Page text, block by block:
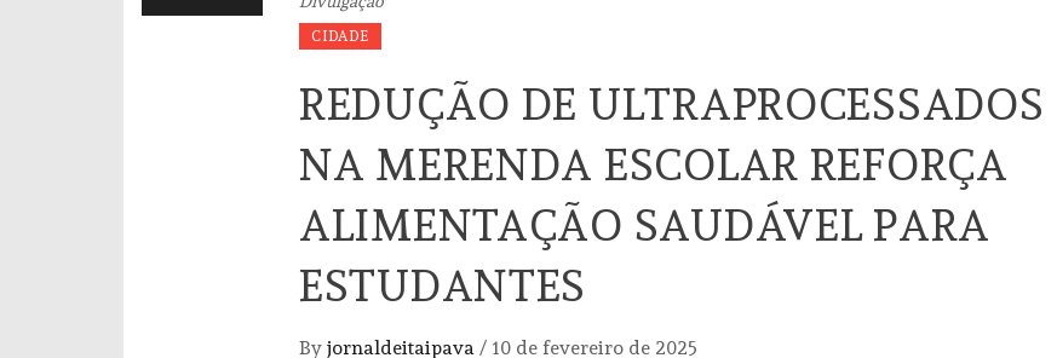
CIDADE
REDUÇÃO DE ULTRAPROCESSADOS
NA MERENDA ESCOLAR REFORÇA
ALIMENTAÇÃO SAUDÁVEL PARA
ESTUDANTES
By jornaldeitaipava / 10 de fevereiro de 2025